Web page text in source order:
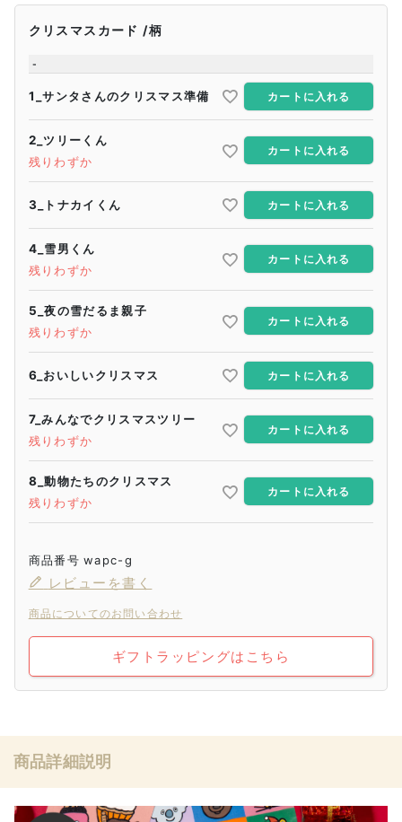
クリスマスカード 柄
-
1_サンタさんのクリスマス準備 カートに入れる
2_ツリーくん
残りわずか
カートに入れる
3_トナカイくん カートに入れる
4_雪男くん
残りわずか
カートに入れる
5_夜の雪だるま親子
残りわずか
カートに入れる
6_おいしいクリスマス カートに入れる
7_みんなでクリスマスツリー
残りわずか
カートに入れる
8_動物たちのクリスマス
残りわずか
カートに入れる
商品番号 wapc-g
レビューを書く
商品についてのお問い合わせ
ギフトラッピングはこちら
商品詳細説明